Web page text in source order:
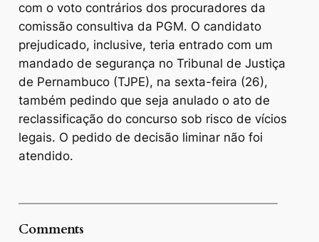
com o voto contrários dos procuradores da
comissão consultiva da PGM. O candidato
prejudicado, inclusive, teria entrado com um
mandado de segurança no Tribunal de Justiça
de Pernambuco (TJPE), na sexta-feira (26),
também pedindo que seja anulado o ato de
reclassificação do concurso sob risco de vícios
legais. O pedido de decisão liminar não foi
atendido.
Comments